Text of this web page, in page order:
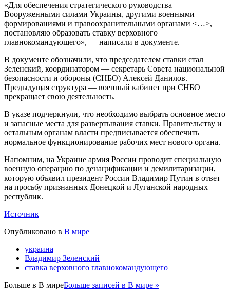
«Для обеспечения стратегического руководства
Вооруженными силами Украины, другими военными
формированиями и правоохранительными органами <…>,
постановляю образовать ставку верховного
главнокомандующего», — написали в документе.
В документе обозначили, что председателем ставки стал
Зеленский, координатором — секретарь Совета национальной
безопасности и обороны (СНБО) Алексей Данилов.
Предыдущая структура — военный кабинет при СНБО
прекращает свою деятельность.
В указе подчеркнули, что необходимо выбрать основное место
и запасные места для развертывания ставки. Правительству и
остальным органам власти предписывается обеспечить
нормальное функционирование рабочих мест нового органа.
Напомним, на Украине армия России проводит специальную
военную операцию по денацификации и демилитаризации,
которую объявил президент России Владимир Путин в ответ
на просьбу признанных Донецкой и Луганской народных
республик.
Источник
Опубликовано в В мире
украина
Владимир Зеленский
ставка верховного главнокомандующего
Больше в В миреБольше записей в В мире »